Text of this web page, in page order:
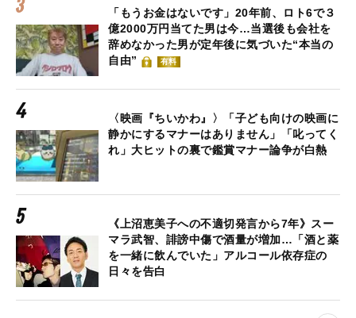
「もうお金はないです」20年前、ロト6で３
億2000万円当てた男は今…当選後も会社を
辞めなかった男が定年後に気づいた“本当の
自由”
有料
〈映画『ちいかわ』〉「子ども向けの映画に
静かにするマナーはありません」「叱ってく
れ」大ヒットの裏で鑑賞マナー論争が白熱
《上沼恵美子への不適切発言から7年》スー
マラ武智、誹謗中傷で酒量が増加…「酒と薬
を一緒に飲んでいた」アルコール依存症の
日々を告白